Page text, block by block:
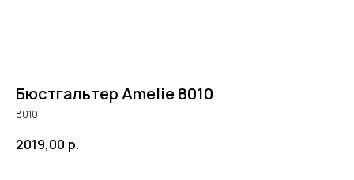
Бюстгальтер Amelie 8010
8010
2019,00 р.